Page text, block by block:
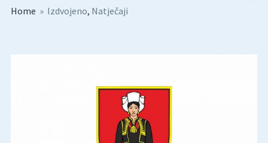
Home » Izdvojeno, Natječaji